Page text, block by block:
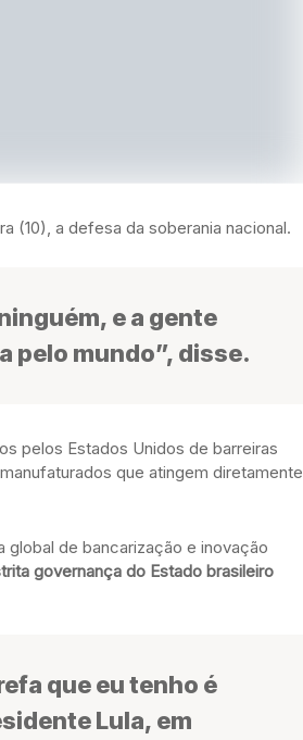
(10), a defesa da soberania nacional.
e a gente
pelo mundo”, disse.
pelos Estados Unidos de barreiras
que atingem diretamente
de bancarização e inovação
governança do Estado brasileiro
que eu tenho é
Lula, em